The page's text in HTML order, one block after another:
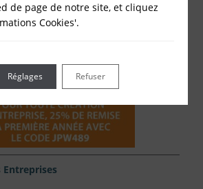
Entreprises
de page de notre site, et cliquez
Cookies'.
Refuser
Réglages